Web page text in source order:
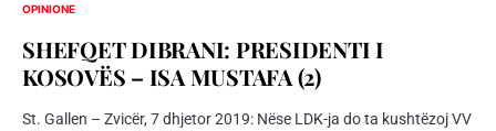
OPINIONE
SHEFQET DIBRANI: PRESIDENTI I
KOSOVËS – ISA MUSTAFA (2)
St. Gallen – Zvicër, 7 dhjetor 2019: Nëse LDK-ja do ta kushtëzoj VV